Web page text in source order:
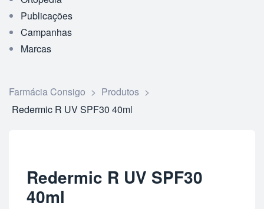
Publicações
Campanhas
Marcas
Farmácia Consigo > Produtos >
Redermic R UV SPF30 40ml
Redermic R UV SPF30
40ml